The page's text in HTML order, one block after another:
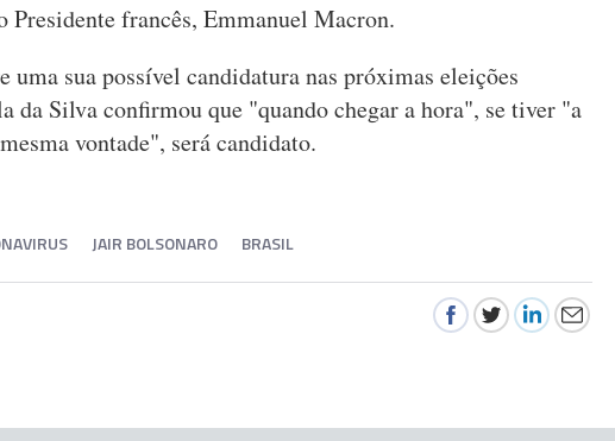
Presidente francês, Emmanuel Macron.
uma sua possível candidatura nas próximas eleições
da Silva confirmou que "quando chegar a hora", se tiver "a
vontade", será candidato.
JAIR BOLSONARO BRASIL